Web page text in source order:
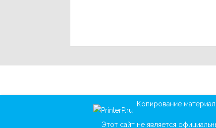
Копирование
Этот сайт не является